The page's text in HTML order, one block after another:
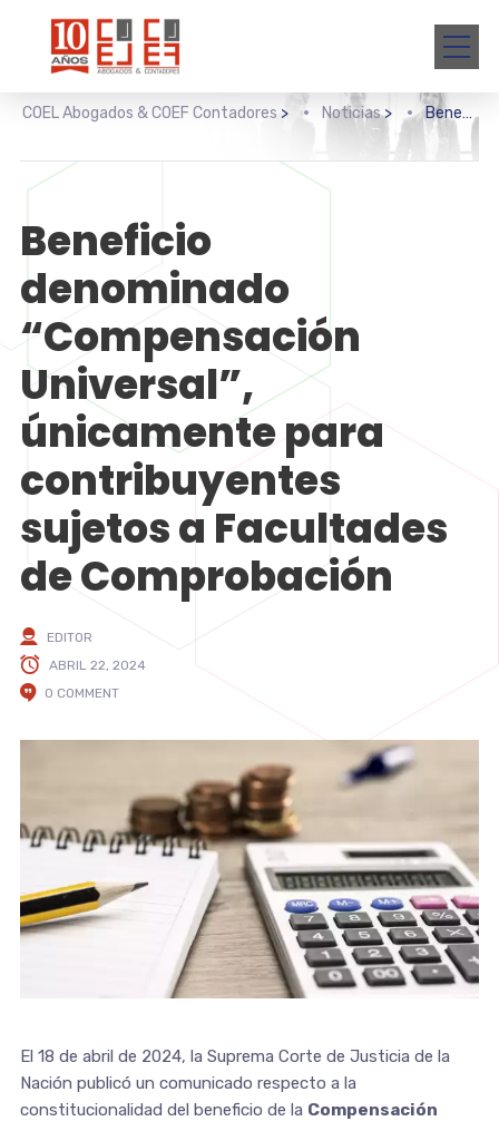
COEL Abogados & COEF Contadores > Noticias> Beneficio denominado “Compensación Universal”, únicamente para contribuyentes sujetos a Facultades de Comprobación
Beneficio
denominado
“Compensación
Universal”,
únicamente para
contribuyentes
sujetos a Facultades
de Comprobación
EDITOR
ABRIL 22, 2024
0 COMMENT
El 18 de abril de 2024, la Suprema Corte de Justicia de la
Nación publicó un comunicado respecto a la
constitucionalidad del beneficio de la Compensación